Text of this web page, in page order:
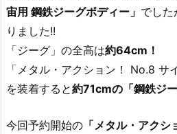
宙用 鋼鉄ジーグボディー」 でした
りました!!
「ジーグ」の全高は約64cm！
「メタル・アクション！ No.8 サ
を装着すると約71cmの「鋼鉄ジ
今回予約開始の 「メタル・アク